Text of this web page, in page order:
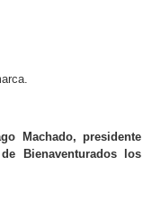
Machado, presidente
Bienaventurados los